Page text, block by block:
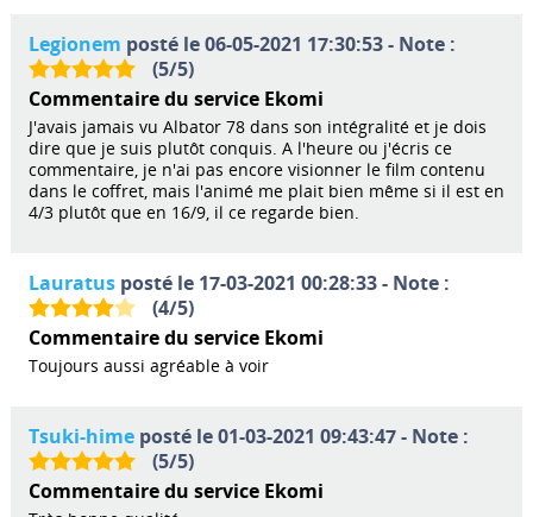
Legionem posté le 06-05-2021 17:30:53 - Note :
(5/5)
Commentaire du service Ekomi
J'avais jamais vu Albator 78 dans son intégralité et je dois
dire que je suis plutôt conquis. A l'heure ou j'écris ce
commentaire, je n'ai pas encore visionner le film contenu
dans le coffret, mais l'animé me plait bien même si il est en
4/3 plutôt que en 16/9, il ce regarde bien.
Lauratusposté le 17-03-2021 00:28:33 - Note :
(4/5)
Commentaire du service Ekomi
Toujours aussi agréable à voir
Tsuki-himeposté le 01-03-2021 09:43:47 - Note :
(5/5)
Commentaire du service Ekomi